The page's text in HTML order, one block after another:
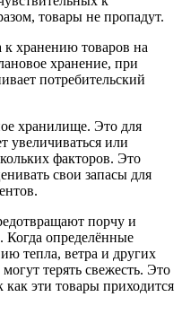
товары не пропадут.
хранению товаров на
хранение, при
потребительский
хранилище. Это для
увеличиваться или
факторов. Это
свои запасы для
порчу и
Когда определённые
тепла, ветра и других
терять свежесть. Это
как эти товары приходится